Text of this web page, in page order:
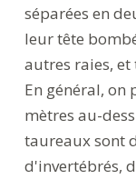
séparées en
leur tête
autres raies,
En général, on
mètres au-
taureaux sont
d'invertébrés,